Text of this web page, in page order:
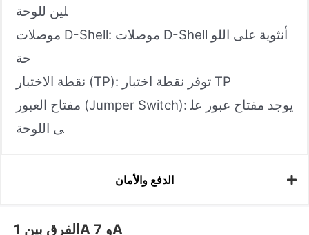
لين للوحة
موصلات D-Shell: موصلات D-Shell أنثوية على اللو
حة
نقطة الاختبار (TP): توفر نقطة اختبار TP
مفتاح العبور (Jumper Switch): يوجد مفتاح عبور عل
ى اللوحة
الدفع والأمان
الفرق بين 1A و 7A